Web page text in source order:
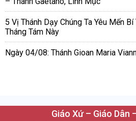
5 Vị Thánh Dạy Chúng Ta Yêu Mến
Tháng Tám Này
Ngày 04/08: Thánh Gioan Maria
Giáo Xứ – Giáo Dân